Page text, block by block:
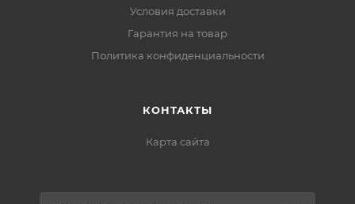
Условия доставки
Гарантия на товар
Политика конфиденциальности
КОНТАКТЫ
Карта сайта